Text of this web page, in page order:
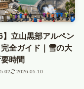
】立山黒部アルペン
全ガイド｜雪の大
時間
02 2026-05-10